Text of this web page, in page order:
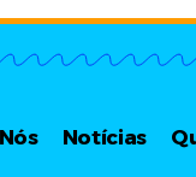
Notícias